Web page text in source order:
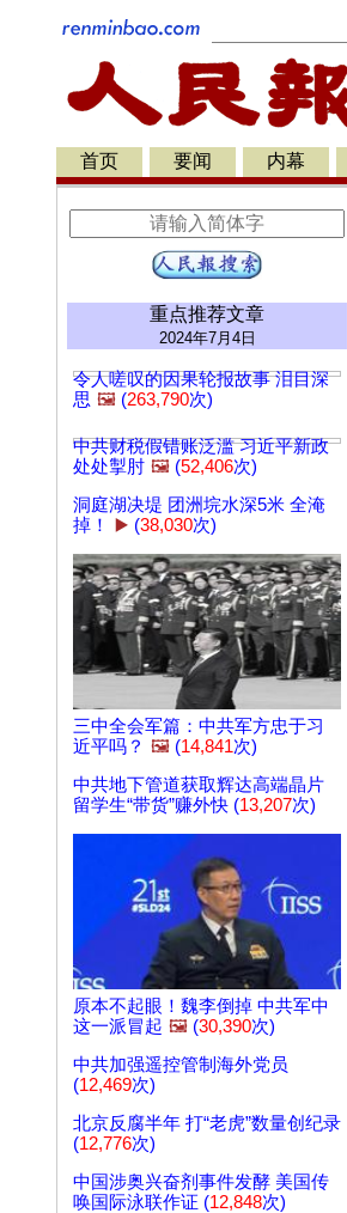
首页 要闻 内幕
重点推荐文章
2024年7月4日
令人嗟叹的因果轮报故事 泪目深
思 🖼️ (263,790次)
中共财税假错账泛滥 习近平新政
处处掣肘 🖼️ (52,406次)
洞庭湖决堤 团洲垸水深5米 全淹
掉！
▶️ (38,030次)
三中全会军篇：中共军方忠于习
近平吗？ 🖼️ (14,841次)
中共地下管道获取辉达高端晶片
留学生“带货”赚外快 (13,207次)
原本不起眼！魏李倒掉 中共军中
这一派冒起 🖼️ (30,390次)
中共加强遥控管制海外党员
(12,469次)
北京反腐半年 打“老虎”数量创纪录
(12,776次)
中国涉奥兴奋剂事件发酵 美国传
唤国际泳联作证 (12,848次)